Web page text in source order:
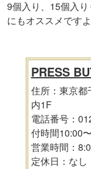
9個入り、15個入
にもオススメですよ
PRESS
住所：東京都
内1F
電話番号：
付時間10:00
営業時間：
定休日：なし